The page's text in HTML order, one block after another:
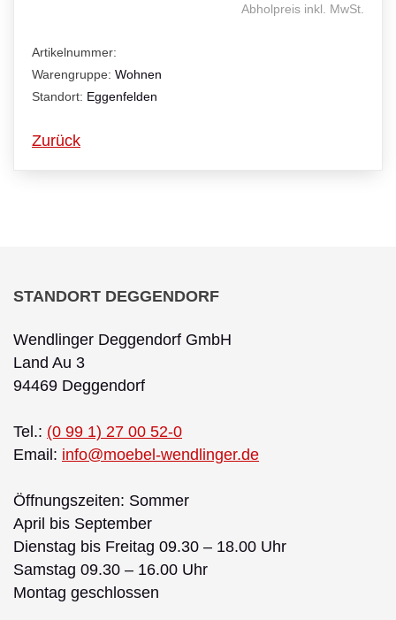
Abholpreis inkl. MwSt.
Artikelnummer:
Warengruppe: Wohnen
Standort: Eggenfelden
Zurück
STANDORT DEGGENDORF
Wendlinger Deggendorf GmbH
Land Au 3
94469 Deggendorf
Tel.: (0 99 1) 27 00 52-0
Email: info@moebel-wendlinger.de
Öffnungszeiten: Sommer
April bis September
Dienstag bis Freitag 09.30 – 18.00 Uhr
Samstag 09.30 – 16.00 Uhr
Montag geschlossen